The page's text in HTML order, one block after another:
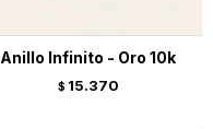
Anillo Infinito - Oro 10k
$ 15.370